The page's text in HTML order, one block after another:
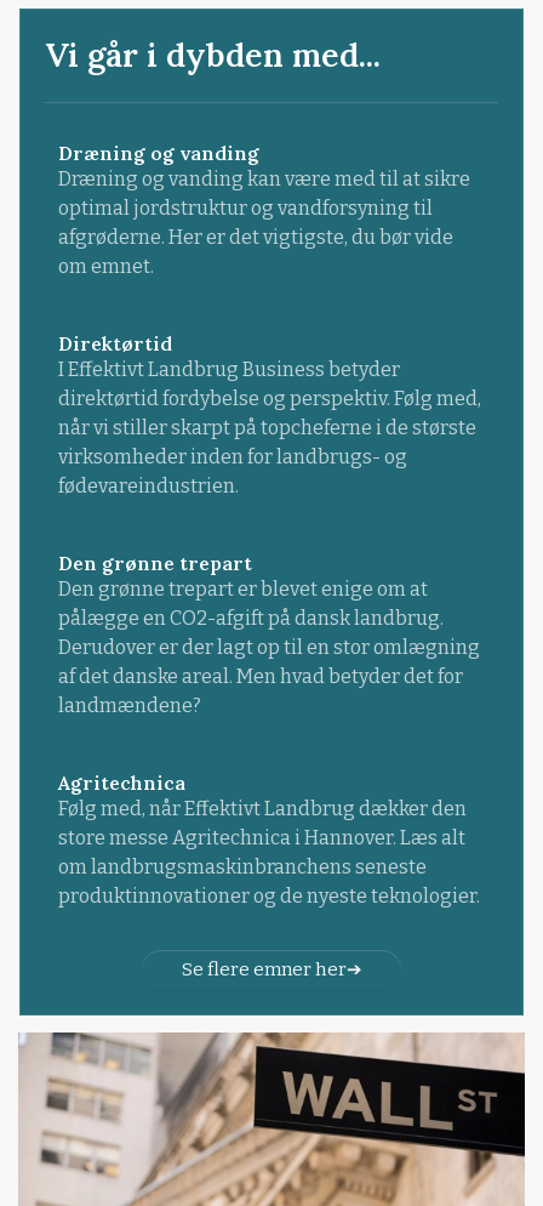
Vi går i dybden med...
Dræning og vanding
Dræning og vanding kan være med til at sikre
optimal jordstruktur og vandforsyning til
afgrøderne. Her er det vigtigste, du bør vide
om emnet.
Direktørtid
I Effektivt Landbrug Business betyder
direktørtid fordybelse og perspektiv. Følg med,
når vi stiller skarpt på topcheferne i de største
virksomheder inden for landbrugs- og
fødevareindustrien.
Den grønne trepart
Den grønne trepart er blevet enige om at
pålægge en CO2-afgift på dansk landbrug.
Derudover er der lagt op til en stor omlægning
af det danske areal. Men hvad betyder det for
landmændene?
Agritechnica
Følg med, når Effektivt Landbrug dækker den
store messe Agritechnica i Hannover. Læs alt
om landbrugsmaskinbranchens seneste
produktinnovationer og de nyeste teknologier.
Se flere emner her